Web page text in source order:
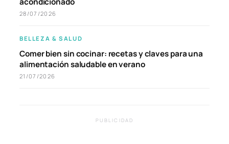
28/07/2026
BELLEZA & SALUD
Comer bien sin cocinar: recetas y claves para una
alimentación saludable en verano
21/07/2026
PUBLICIDAD